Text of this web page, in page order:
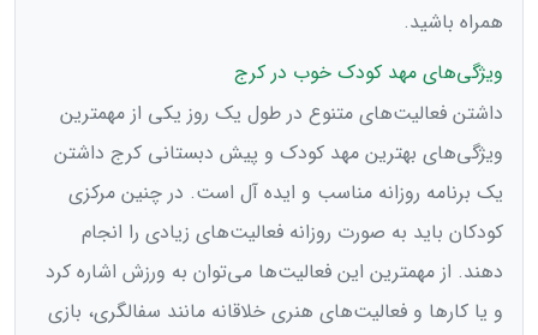
همراه باشید.
ویژگی‌های مهد کودک خوب در کرج
داشتن فعالیت‌های متنوع در طول یک روز یکی از مهمترین
ویژگی‌های بهترین مهد کودک و پیش دبستانی کرج داشتن
یک برنامه روزانه مناسب و ایده آل است. در چنین مرکزی
کودکان باید به صورت روزانه فعالیت‌های زیادی را انجام
دهند. از مهمترین این فعالیت‌ها می‌توان به ورزش اشاره کرد
و یا کارها و فعالیت‌های هنری خلاقانه مانند سفالگری، بازی